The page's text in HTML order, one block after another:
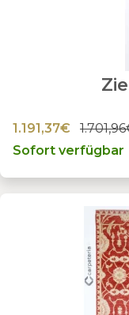
1.191,37€
Sofort verfügbar